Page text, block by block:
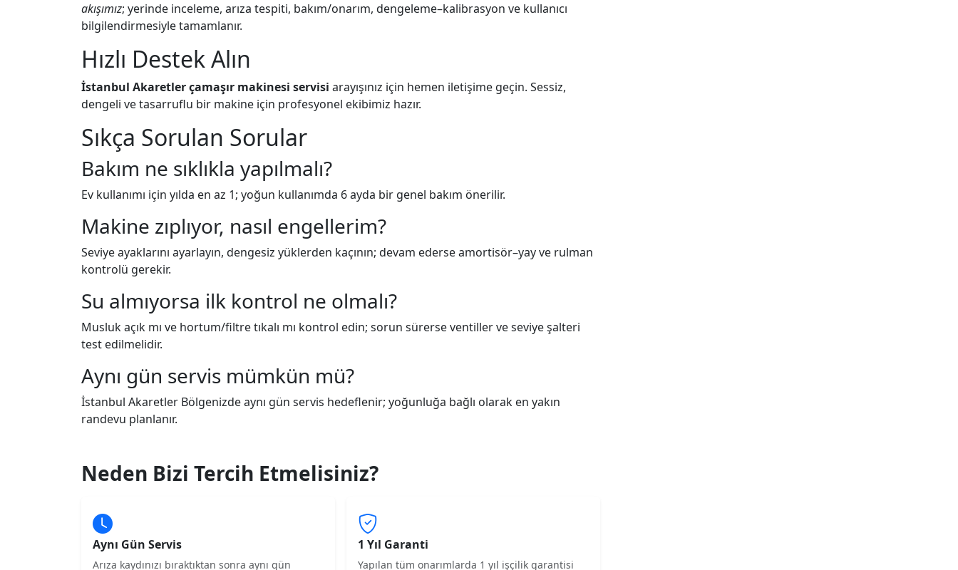
akışımız; yerinde inceleme, arıza tespiti, bakım/onarım, dengeleme–kalibrasyon ve kullanıcı
bilgilendirmesiyle tamamlanır.
Hızlı Destek Alın
İstanbul Akaretler çamaşır makinesi servisi arayışınız için hemen iletişime geçin. Sessiz,
dengeli ve tasarruflu bir makine için profesyonel ekibimiz hazır.
Sıkça Sorulan Sorular
Bakım ne sıklıkla yapılmalı?
Ev kullanımı için yılda en az 1; yoğun kullanımda 6 ayda bir genel bakım önerilir.
Makine zıplıyor, nasıl engellerim?
Seviye ayaklarını ayarlayın, dengesiz yüklerden kaçının; devam ederse amortisör–yay ve rulman
kontrolü gerekir.
Su almıyorsa ilk kontrol ne olmalı?
Musluk açık mı ve hortum/filtre tıkalı mı kontrol edin; sorun sürerse ventiller ve seviye şalteri
test edilmelidir.
Aynı gün servis mümkün mü?
İstanbul Akaretler Bölgenizde aynı gün servis hedeflenir; yoğunluğa bağlı olarak en yakın
randevu planlanır.
Neden Bizi Tercih Etmelisiniz?
Aynı Gün Servis
Arıza kaydınızı bıraktıktan sonra aynı gün
1 Yıl Garanti
Yapılan tüm onarımlarda 1 yıl işçilik garantisi